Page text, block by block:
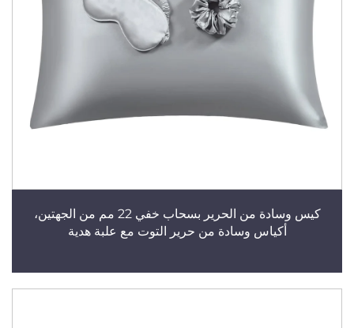
كيس وسادة من الحرير بسحاب خفي 22 مم من الجهتين،
أكياس وسادة من حرير التوت مع علبة هدية